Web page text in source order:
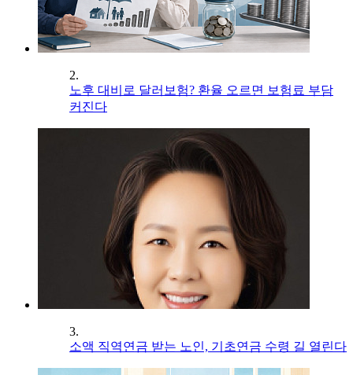
2.
노후 대비로 달러보험? 환율 오르면 보험료 부담
커진다
3.
소액 직역연금 받는 노인, 기초연금 수령 길 열린다